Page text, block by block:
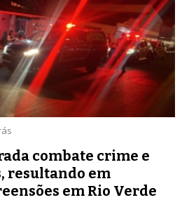
combate crime e
resultando em
em Rio Verde